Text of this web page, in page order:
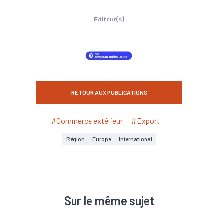
Éditeur(s)
RETOUR AUX PUBLICATIONS
#Commerce extérieur #Export
Région Europe International
Sur le même sujet